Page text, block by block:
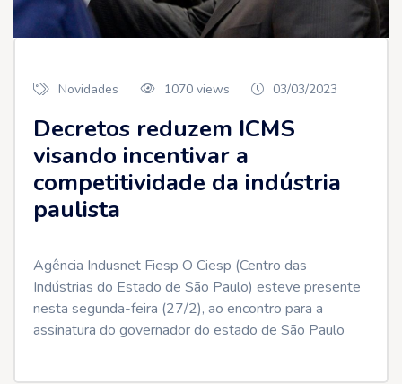
Novidades 1070 views 03/03/2023
Decretos reduzem ICMS
visando incentivar a
competitividade da indústria
paulista
Agência Indusnet Fiesp O Ciesp (Centro das
Indústrias do Estado de São Paulo) esteve presente
nesta segunda-feira (27/2), ao encontro para a
assinatura do governador do estado de São Paulo